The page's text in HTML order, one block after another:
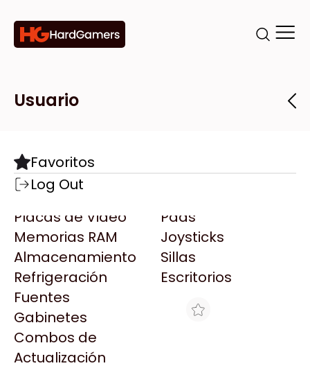
Categorías
Componentes
Motherboards
Microprocesadores
Placas de Video
Memorias RAM
Almacenamiento
Refrigeración
Fuentes
Gabinetes
Combos de
Actualización
Pads
Joysticks
Sillas
Escritorios
Marcas
Todas las Marcas
AMD
AULA
Acer
Adata
AeroCool
Antec
Arkham
Asrock
Tiendas
Destacadas
Usuario
Favoritos
Log Out
MOUSE XTRIKE-ME GM-206